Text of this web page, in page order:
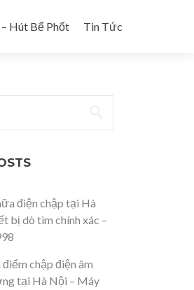
Hút Bể Phốt Tin Tức
điện chập tại Hà
bị dò tìm chính xác –
chập điện âm
tại Hà Nội – Máy